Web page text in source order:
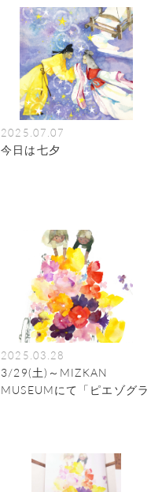
2025.07.07
今日は七夕
2025.03.28
3/29(土)～MIZKAN
MUSEUMにて「ピエゾグラ